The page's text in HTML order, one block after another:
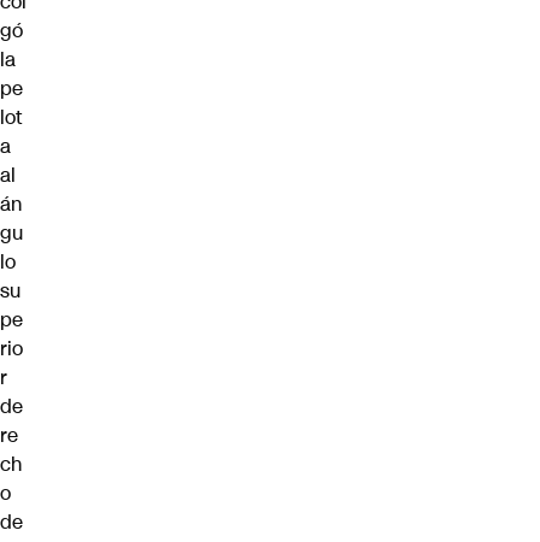
gó
la
pe
lot
a
al
án
gu
lo
su
pe
rio
r
de
re
ch
o
de